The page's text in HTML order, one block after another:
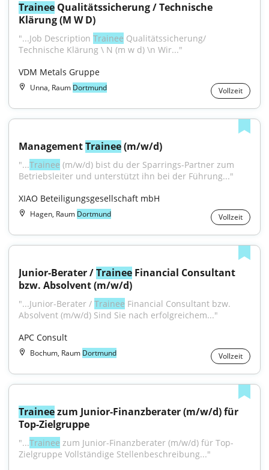
Trainee Qualitätssicherung / Technische
Klärung (M W D)
"...Job Description Trainee Qualitätssicherung/
Technische Klärung \ N (m w d) \n Wir..."
VDM Metals Gruppe
Unna, Raum Dortmund Vollzeit
Management Trainee (m/w/d)
"...Trainee (m/w/d) bist du der Sparrings-Partner zum
Betriebsleiter und unterstützt ihn bei der Führung..."
XIAO Beteiligungsgesellschaft mbH
Hagen, Raum Dortmund Vollzeit
Junior-Berater / Trainee Financial Consultant
bzw. Absolvent (m/w/d)
"...Junior-Berater / Trainee Financial Consultant bzw.
Absolvent (m/w/d) Sind Sie nach erfolgreichem..."
APC Consult
Bochum, Raum Dortmund Vollzeit
Trainee zum Junior-Finanzberater (m/w/d) für
Top-Zielgruppe
"...Trainee zum Junior-Finanzberater (m/w/d) für Top-
Zielgruppe Vollständige Stellenbeschreibung..."